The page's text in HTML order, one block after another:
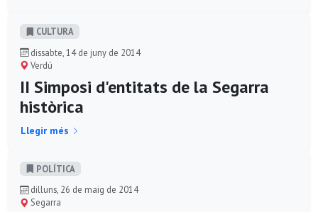
CULTURA
dissabte, 14 de juny de 2014
Verdú
II Simposi d'entitats de la Segarra
històrica
Llegir més
POLÍ­TICA
dilluns, 26 de maig de 2014
Segarra